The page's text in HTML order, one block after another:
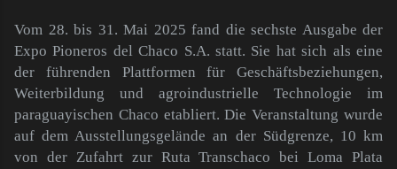
Vom 28. bis 31. Mai 2025 fand die sechste Ausgabe der
Expo Pioneros del Chaco S.A. statt. Sie hat sich als eine
der führenden Plattformen für Geschäftsbeziehungen,
Weiterbildung und agroindustrielle Technologie im
paraguayischen Chaco etabliert. Die Veranstaltung wurde
auf dem Ausstellungsgelände an der Südgrenze, 10 km
von der Zufahrt zur Ruta Transchaco bei Loma Plata